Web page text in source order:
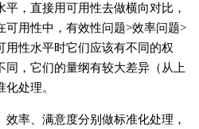
，直接用可用性去做横向对比，
可用性中，有效性问题>效率问题>
用性水平时它们应该有不同的权
同，它们的量纲有较大差异（从上
处理。
率、满意度分别做标准化处理，